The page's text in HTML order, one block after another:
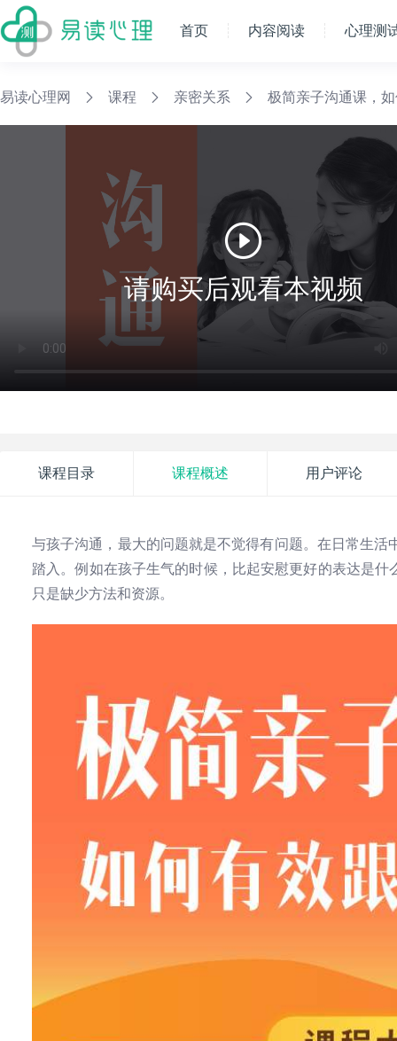
首页 内容阅读 心理测
易读心理网 课程 亲密关系 极简亲子沟通课，
请购买后观看本视频
课程目录 课程概述 用户评论
与孩子沟通，最大的问题就是不觉得有问题。在日常生
踏入。例如在孩子生气的时候，比起安慰更好的表达是
只是缺少方法和资源。